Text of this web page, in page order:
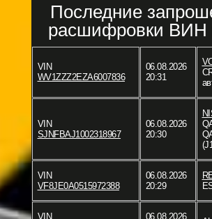
Последние
расшифровки ВИН
VIN
WV1ZZZ2EZA6007836
06.08.2026
20:31
VIN
SJNFBAJ1002318967
06.08.2026
20:30
VIN
VF8JE0A0515972388
06.08.2026
20:29
VIN
06.08.2026